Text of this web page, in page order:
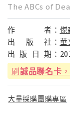
The ABCs of
作 者： 傑
出
版 社： 華
出 版 日 期：
刷誠品聯名卡
大量採購團購專區